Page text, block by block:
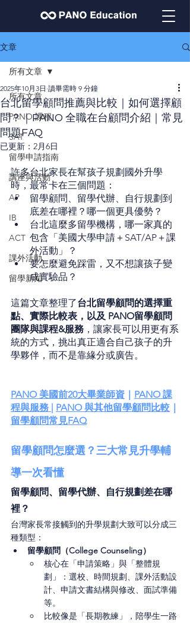
文章
所有文章
PANO 課程
SAT
留學申請指南
講座與活動
AP
IB
ACT
課外活動
留學新知
所有文章
台北留學顧問推薦與比較｜如何選擇顧
問？｜PANO 全職在台顧問介紹｜常見
問題FAQ
2025年10月3日 讀畢需時 9 分鐘
已更新： 2月6日
許多台北家長在幫孩子規劃國外升學
時，最常卡在三個問題：
留學顧問、留學代辦、自行規劃到
底差在哪裡？哪一個更具優勢？
台北這麼多留學機構，哪一家真的
包含「美國大學申請＋SAT/AP＋課
外活動」？
要怎麼避免踩雷，又不想讓孩子變
成實驗品？
這篇文章整理了台北留學顧問的選擇重
點、實際比較表，以及 PANO留學顧問
團隊與課程&服務 ，讓家長可以用更有系
統的方式，挑出真正適合自己孩子的升
學夥伴，而不是靠緣分或廣告。
PANO 美國前20大畢業師資 ｜ PANO 課
程與服務 | PANO 與其他留學顧問比較 ｜
留學顧問常見FAQ
留學顧問怎麼選？三大常見升學輔
導一次看懂
留學顧問、留學代辦、自行規劃差在哪
裡？
台灣家長常接觸到的升學規劃大致可以分成三
種類型：
留學顧問（College Counseling）
核心在「申請策略」與「整體規
劃」：選校、時間規劃、課外活動設
計、申請文書結構與修改、面試準備
等。
比較像是「長期教練」，陪學生一路